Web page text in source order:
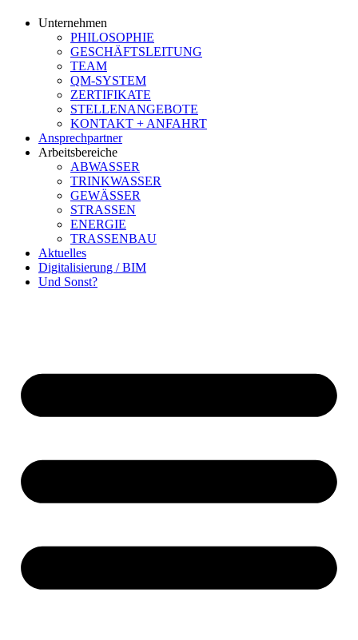
Unternehmen
PHILOSOPHIE
GESCHÄFTSLEITUNG
TEAM
QM-SYSTEM
ZERTIFIKATE
STELLENANGEBOTE
KONTAKT + ANFAHRT
Ansprechpartner
Arbeitsbereiche
ABWASSER
TRINKWASSER
GEWÄSSER
STRASSEN
ENERGIE
TRASSENBAU
Aktuelles
Digitalisierung / BIM
Und Sonst?